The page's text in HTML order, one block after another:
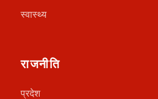
स्वास्थ्य
राजनीति
प्रदेश